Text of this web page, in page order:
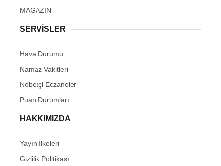
MAGAZİN
SERVİSLER
Hava Durumu
Namaz Vakitleri
Nöbetçi Eczaneler
Puan Durumları
HAKKIMIZDA
Yayın İlkeleri
Gizlilik Politikası